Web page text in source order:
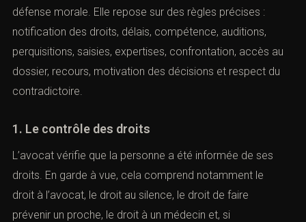
défense morale. Elle repose sur des règles précises :
notification des droits, délais, compétence, auditions,
perquisitions, saisies, expertises, confrontation, accès au
dossier, recours, motivation des décisions et respect du
contradictoire.
1. Le contrôle des droits
L’avocat vérifie que la personne a été informée de ses
droits. En garde à vue, cela comprend notamment le
droit à l’avocat, le droit au silence, le droit de faire
prévenir un proche, le droit à un médecin et, si